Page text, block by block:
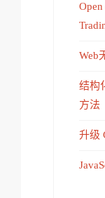
Web
结构
方法
升级